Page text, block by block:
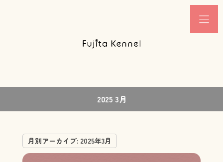
2025 3月
月別アーカイブ: 2025年3月